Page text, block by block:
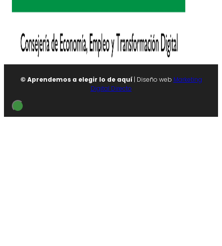
© Aprendemos a elegir lo de aquí| Diseño web Marketing
Digital Directo